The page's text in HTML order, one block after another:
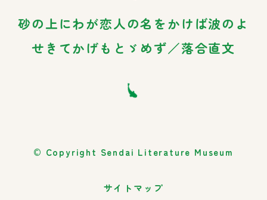
砂の上にわが恋人の名をかけば波のよ
せきてかげもと ゞ めず／落合直文
© Copyright Sendai Literature Museum
サイトマップ